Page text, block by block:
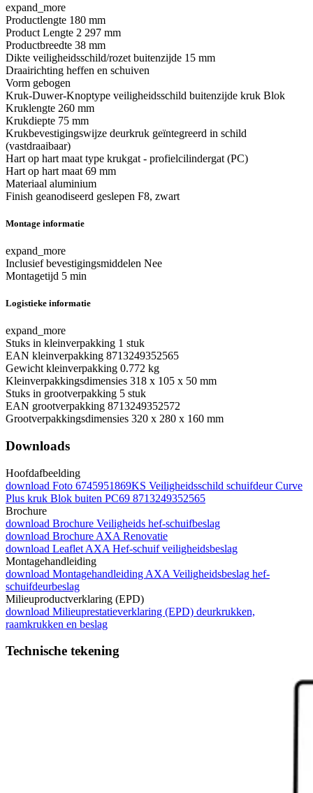
expand_more
Productlengte 180 mm
Product Lengte 2 297 mm
Productbreedte 38 mm
Dikte veiligheidsschild/rozet buitenzijde 15 mm
Draairichting heffen en schuiven
Vorm gebogen
Kruk-Duwer-Knoptype veiligheidsschild buitenzijde kruk Blok
Kruklengte 260 mm
Krukdiepte 75 mm
Krukbevestigingswijze deurkruk geïntegreerd in schild
(vastdraaibaar)
Hart op hart maat type krukgat - profielcilindergat (PC)
Hart op hart maat 69 mm
Materiaal aluminium
Finish geanodiseerd geslepen F8, zwart
Montage informatie
expand_more
Inclusief bevestigingsmiddelen Nee
Montagetijd 5 min
Logistieke informatie
expand_more
Stuks in kleinverpakking 1 stuk
EAN kleinverpakking 8713249352565
Gewicht kleinverpakking 0.772 kg
Kleinverpakkingsdimensies 318 x 105 x 50 mm
Stuks in grootverpakking 5 stuk
EAN grootverpakking 8713249352572
Grootverpakkingsdimensies 320 x 280 x 160 mm
Downloads
Hoofdafbeelding
download Foto 6745951869KS Veiligheidsschild schuifdeur Curve
Plus kruk Blok buiten PC69 8713249352565
Brochure
download Brochure Veiligheids hef-schuifbeslag
download Brochure AXA Renovatie
download Leaflet AXA Hef-schuif veiligheidsbeslag
Montagehandleiding
download Montagehandleiding AXA Veiligheidsbeslag hef-
schuifdeurbeslag
Milieuproductverklaring (EPD)
download Milieuprestatieverklaring (EPD) deurkrukken,
raamkrukken en beslag
Technische tekening